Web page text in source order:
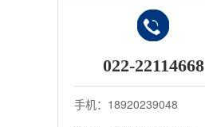
022-22114668
手机：18920239048